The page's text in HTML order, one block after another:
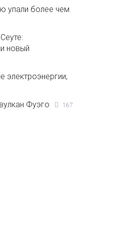
упали более чем
новый
электроэнергии,
Фуэго 167